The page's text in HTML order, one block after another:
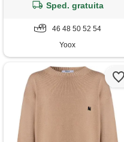
Sped. gratuita
46 48 50 52 54
Yoox